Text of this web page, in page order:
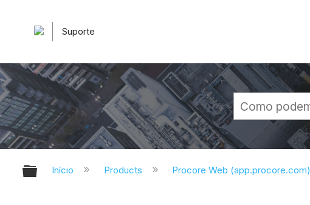
Suporte
Expandir/recolher hierarquia global
Início Products Procore Web (app.procore.com)